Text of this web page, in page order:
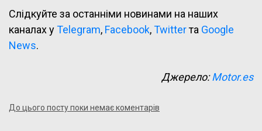
Слідкуйте за останніми новинами на наших
каналах уTelegram, Facebook,Twitterта Google
News.
Джерело:Motor.es
До цього посту поки немає коментарів